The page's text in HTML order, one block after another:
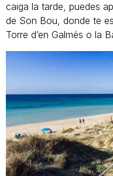
caiga la tarde, puedes
de Son Bou, donde te
Torre d’en Galmés o la